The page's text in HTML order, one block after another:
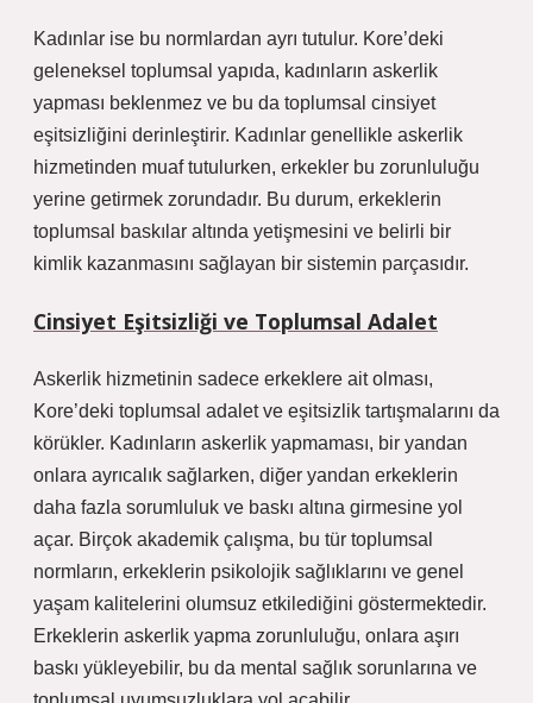
Kadınlar ise bu normlardan ayrı tutulur. Kore’deki
geleneksel toplumsal yapıda, kadınların askerlik
yapması beklenmez ve bu da toplumsal cinsiyet
eşitsizliğini derinleştirir. Kadınlar genellikle askerlik
hizmetinden muaf tutulurken, erkekler bu zorunluluğu
yerine getirmek zorundadır. Bu durum, erkeklerin
toplumsal baskılar altında yetişmesini ve belirli bir
kimlik kazanmasını sağlayan bir sistemin parçasıdır.
Cinsiyet Eşitsizliği ve Toplumsal Adalet
Askerlik hizmetinin sadece erkeklere ait olması,
Kore’deki toplumsal adalet ve eşitsizlik tartışmalarını da
körükler. Kadınların askerlik yapmaması, bir yandan
onlara ayrıcalık sağlarken, diğer yandan erkeklerin
daha fazla sorumluluk ve baskı altına girmesine yol
açar. Birçok akademik çalışma, bu tür toplumsal
normların, erkeklerin psikolojik sağlıklarını ve genel
yaşam kalitelerini olumsuz etkilediğini göstermektedir.
Erkeklerin askerlik yapma zorunluluğu, onlara aşırı
baskı yükleyebilir, bu da mental sağlık sorunlarına ve